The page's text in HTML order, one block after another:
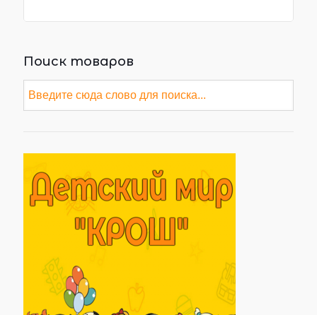
Поиск товаров